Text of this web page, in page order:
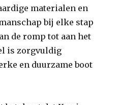
materialen en
bij elke stap
de romp tot aan het
is zorgvuldig
en duurzame boot